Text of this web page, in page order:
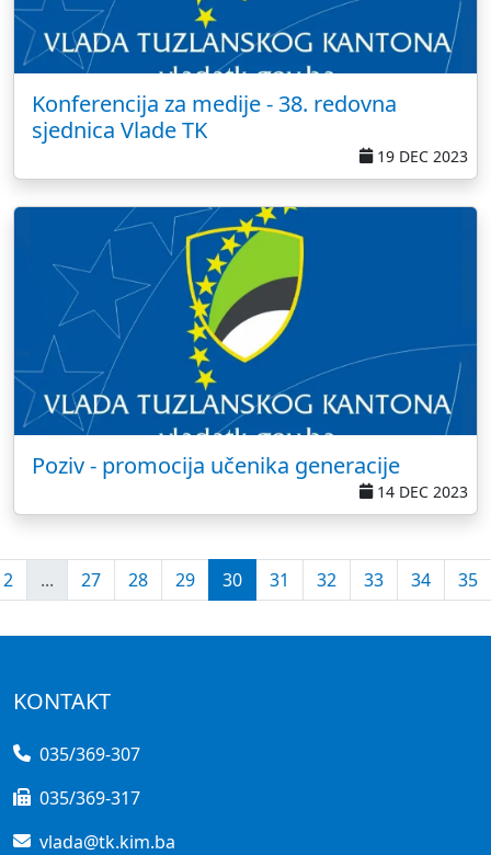
Konferencija za medije - 38. redovna
sjednica Vlade TK
19 DEC 2023
Poziv - promocija učenika generacije
14 DEC 2023
2 ... 27 28 29 30 31 32 33 34 35
KONTAKT
035/369-307
035/369-317
vlada@tk.kim.ba